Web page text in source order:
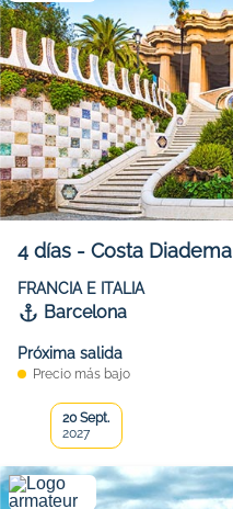
4 días - Costa Diadema
FRANCIA E ITALIA
Barcelona
Próxima salida
Precio más bajo
20 Sept.
2027